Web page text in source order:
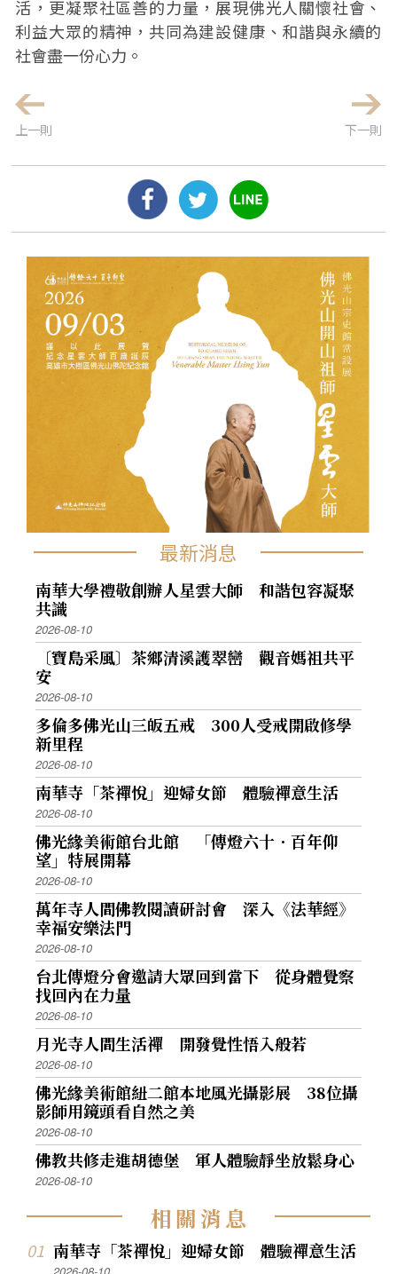
活，更凝聚社區善的力量，展現佛光人關懷社會、
利益大眾的精神，共同為建設健康、和諧與永續的
社會盡一份心力。
上一則 下一則
最新消息
南華大學禮敬創辦人星雲大師 和諧包容凝聚
共識
2026-08-10
〔寶島采風〕茶鄉清溪護翠巒 觀音媽祖共平
安
2026-08-10
多倫多佛光山三皈五戒 300人受戒開啟修學
新里程
2026-08-10
南華寺「茶禪悅」迎婦女節 體驗禪意生活
2026-08-10
佛光緣美術館台北館 「傳燈六十．百年仰
望」特展開幕
2026-08-10
萬年寺人間佛教閱讀研討會 深入《法華經》
幸福安樂法門
2026-08-10
台北傳燈分會邀請大眾回到當下 從身體覺察
找回內在力量
2026-08-10
月光寺人間生活禪 開發覺性悟入般若
2026-08-10
佛光緣美術館紐二館本地風光攝影展 38位攝
影師用鏡頭看自然之美
2026-08-10
佛教共修走進胡德堡 軍人體驗靜坐放鬆身心
2026-08-10
相關消息
南華寺「茶禪悅」迎婦女節 體驗禪意生活
2026-08-10